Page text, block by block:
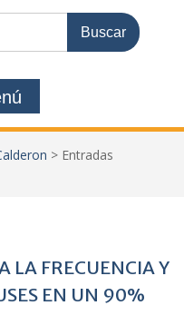
> Entradas
LA FRECUENCIA Y
EN UN 90%